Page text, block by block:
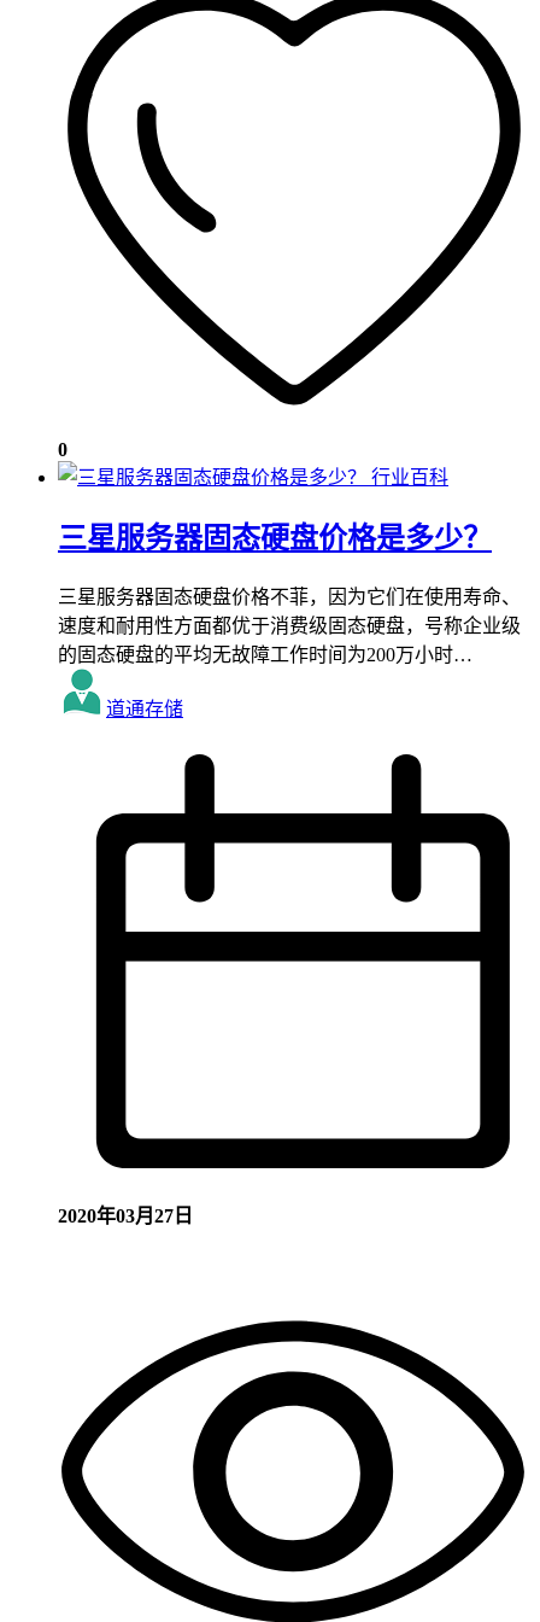
0
行业百科
三星服务器固态硬盘价格是多少？
三星服务器固态硬盘价格不菲，因为它们在使用寿命、
速度和耐用性方面都优于消费级固态硬盘，号称企业级
的固态硬盘的平均无故障工作时间为200万小时…
道通存储
2020年03月27日